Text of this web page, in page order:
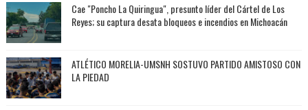
Cae "Poncho La Quiringua", presunto líder del Cártel de Los
Reyes; su captura desata bloqueos e incendios en Michoacán
ATLÉTICO MORELIA-UMSNH SOSTUVO PARTIDO AMISTOSO CON
LA PIEDAD